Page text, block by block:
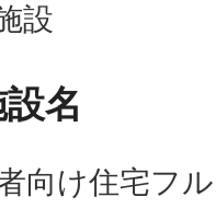
設
名
向け住宅フ